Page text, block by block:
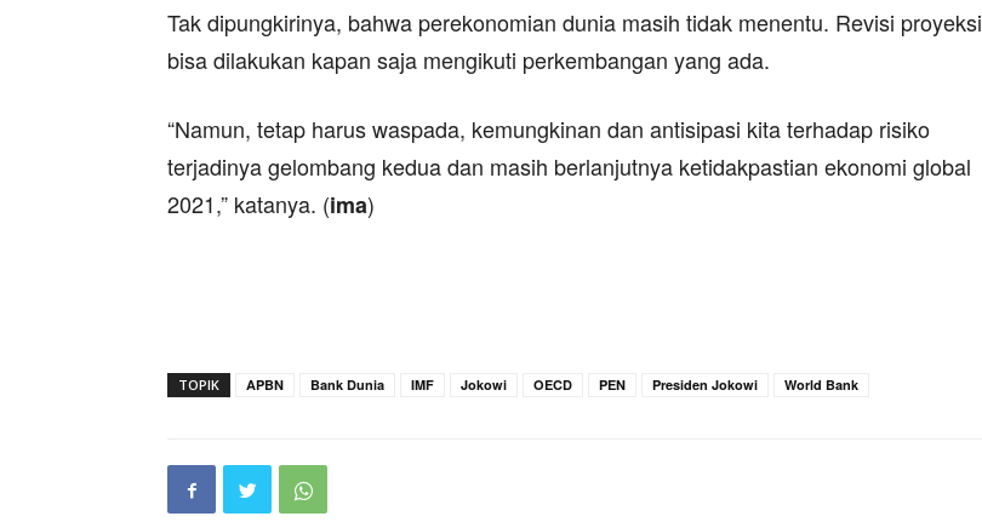
Tak dipungkirinya, bahwa perekonomian dunia masih tidak menentu. Revisi proyeksi
bisa dilakukan kapan saja mengikuti perkembangan yang ada.
“Namun, tetap harus waspada, kemungkinan dan antisipasi kita terhadap risiko
terjadinya gelombang kedua dan masih berlanjutnya ketidakpastian ekonomi global
2021,” katanya. (ima)
TOPIK APBN Bank Dunia IMF Jokowi OECD PEN Presiden Jokowi World Bank